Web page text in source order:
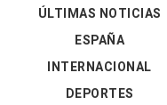
ÚLTIMAS NOTICIAS
ESPAÑA
INTERNACIONAL
DEPORTES